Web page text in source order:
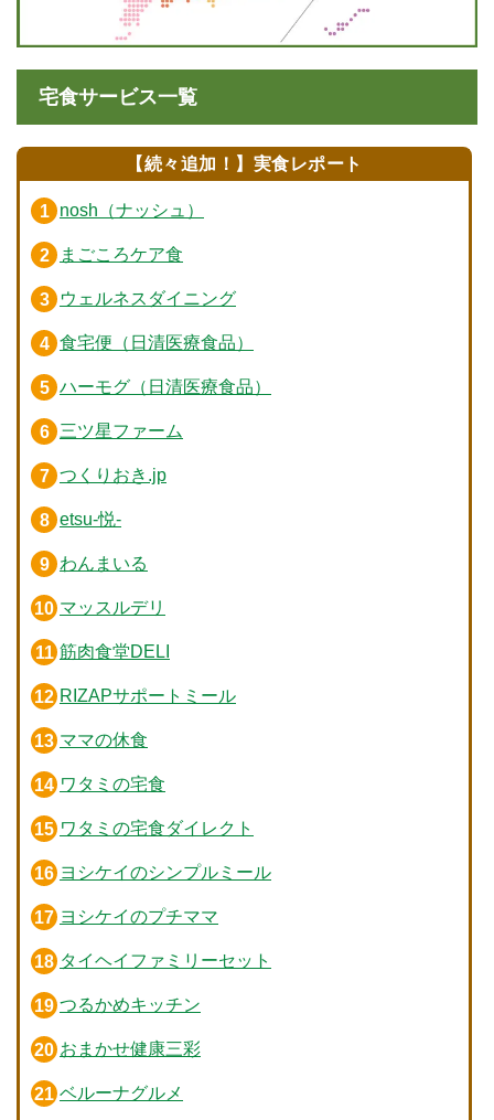
宅食サービス一覧
【続々追加！】実食レポート
nosh（ナッシュ）
まごころケア食
ウェルネスダイニング
食宅便（日清医療食品）
ハーモグ（日清医療食品）
三ツ星ファーム
つくりおき.jp
etsu-悦-
わんまいる
マッスルデリ
筋肉食堂DELI
RIZAPサポートミール
ママの休食
ワタミの宅食
ワタミの宅食ダイレクト
ヨシケイのシンプルミール
ヨシケイのプチママ
タイヘイファミリーセット
つるかめキッチン
おまかせ健康三彩
ベルーナグルメ